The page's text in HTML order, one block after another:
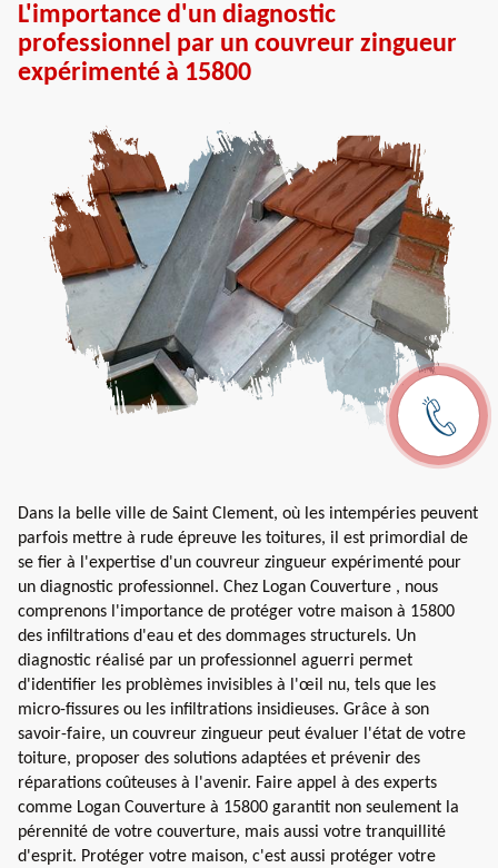
L'importance d'un diagnostic
professionnel par un couvreur zingueur
expérimenté à 15800
Dans la belle ville de Saint Clement, où les intempéries peuvent
parfois mettre à rude épreuve les toitures, il est primordial de
se fier à l'expertise d'un couvreur zingueur expérimenté pour
un diagnostic professionnel. Chez Logan Couverture , nous
comprenons l'importance de protéger votre maison à 15800
des infiltrations d'eau et des dommages structurels. Un
diagnostic réalisé par un professionnel aguerri permet
d'identifier les problèmes invisibles à l'œil nu, tels que les
micro-fissures ou les infiltrations insidieuses. Grâce à son
savoir-faire, un couvreur zingueur peut évaluer l'état de votre
toiture, proposer des solutions adaptées et prévenir des
réparations coûteuses à l'avenir. Faire appel à des experts
comme Logan Couverture à 15800 garantit non seulement la
pérennité de votre couverture, mais aussi votre tranquillité
d'esprit. Protéger votre maison, c'est aussi protéger votre